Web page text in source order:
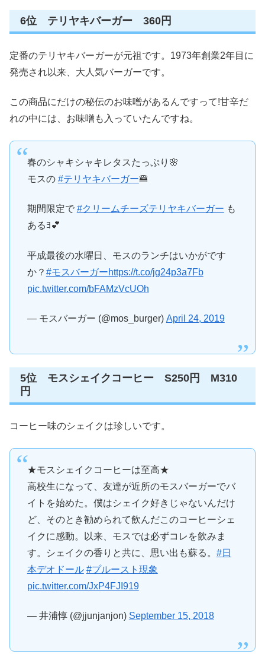
6位 テリヤキバーガー 360円
定番のテリヤキバーガーが元祖です。1973年創業2年目に
発売され以来、大人気バーガーです。
この商品にだけの秘伝のお味噌があるんですって!甘辛だ
れの中には、お味噌も入っていたんですね。
春のシャキシャキレタスたっぷり🌸
モスの #テリヤキバーガー🍔
期間限定で #クリームチーズテリヤキバーガー も
あるﾖ💕
平成最後の水曜日、モスのランチはいかがです
か？ #モスバーガーhttps://t.co/jg24p3a7Fb
pic.twitter.com/bFAMzVcUOh
— モスバーガー (@mos_burger) April 24, 2019
5位 モスシェイクコーヒー S250円 M310
円
コーヒー味のシェイクは珍しいです。
★モスシェイクコーヒーは至高★
高校生になって、友達が近所のモスバーガーでバ
イトを始めた。僕はシェイク好きじゃないんだけ
ど、そのとき勧められて飲んだこのコーヒーシェ
イクに感動。以来、モスでは必ずコレを飲みま
す。シェイクの香りと共に、思い出も蘇る。 #日
本デオドール #プルースト現象
pic.twitter.com/JxP4FJI919
— 井浦惇 (@jjunjanjon) September 15, 2018